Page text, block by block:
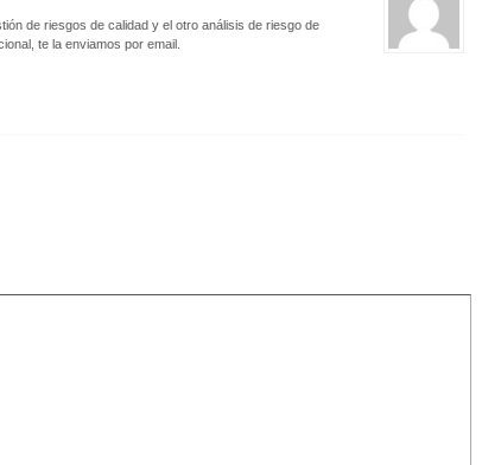
de riesgos de calidad y el otro análisis de riesgo de
te la enviamos por email.